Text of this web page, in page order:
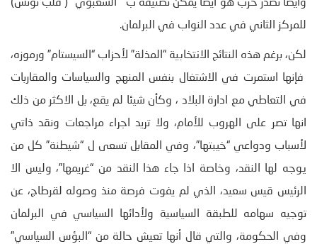
وايضا تصدر حزب هو ايضا يمكن تصنيفه ب ” الشعبوي” ( قلب تونس)
للمركز الثاني في عدد النواب في البرلمان.
لكن، برغم هذه النتائج الانتخابية “المذلة” لأحزاب “السيستام” ورموزه،
فإنها استمرت في الاشتغال بنفس المنهج والسياسات والمقاربات
في التعاطي مع ادارة البلاد ، وكأن شيئا لم يقع، بل الاكثر من ذلك
انها تصر على الهروب للأمام، ولا تريد اجراء مراجعات ونقد ذاتي
لأسباب ودواعي “خيبتها”، وفي المقابل تسعى ل “شيطنة” كل من
يوجه لها النقد، وخاصة اذا جاء هذا النقد من “غريمها”، وليس الا
الرئيس قيس سعيد، الذي لم يفوت فرصة منذ وصوله لقرطاج، عن
توجيه سهامه للطبقة السياسية ولأدائها السياسي في البرلمان
وفي الحكومة، والتي قال أنها تعيش حالة من “البؤس السياسي”